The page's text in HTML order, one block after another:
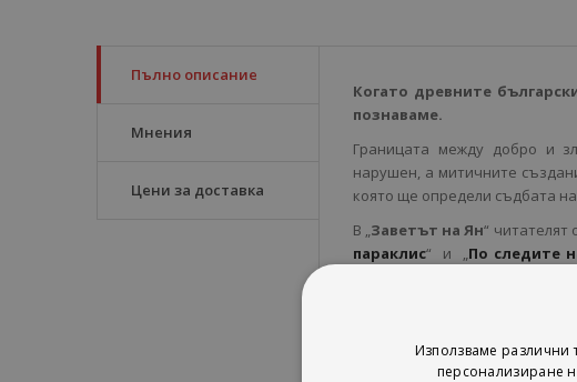
Пълно описание
Мнения
Цени за доставка
Когато древните
познаваме.
Границата между добро и
нарушен, а митичните
която ще определи съдбата
В „Заветът на Ян“
параклис“ и „По следите
Една амбициозна змеица е
Използваме различни
персонализиране